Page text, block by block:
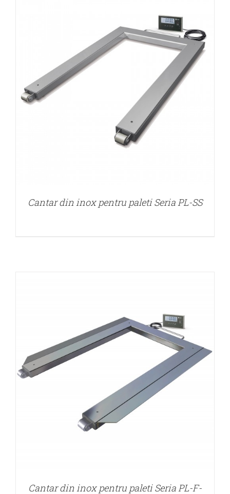
Cantar din inox pentru paleti Seria PL-SS
Cantar din inox pentru paleti Seria PL-F-